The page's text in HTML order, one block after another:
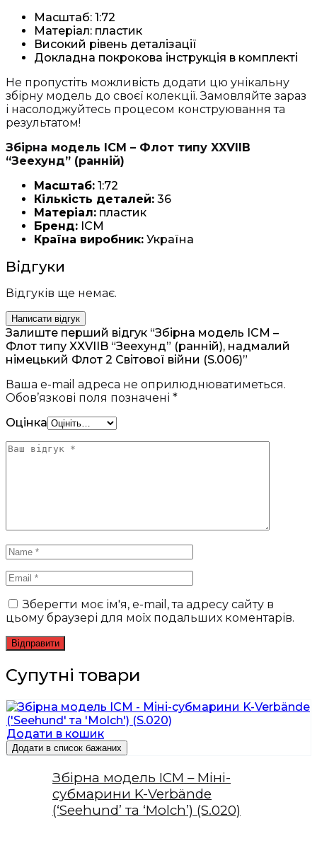
Масштаб: 1:72
Матеріал: пластик
Високий рівень деталізації
Докладна покрокова інструкція в комплекті
Не пропустіть можливість додати цю унікальну
збірну модель до своєї колекції. Замовляйте зараз
і насолоджуйтесь процесом конструювання та
результатом!
Збірна модель ICM – Флот типу XXVIIB
“Зеехунд” (ранній)
Масштаб: 1:72
Кількість деталей: 36
Матеріал: пластик
Бренд: ICM
Країна виробник: Україна
Відгуки
Відгуків ще немає.
Написати відгук
Залиште перший відгук “Збірна модель ICM –
Флот типу XXVIIB “Зеехунд” (ранній), надмалий
німецький Флот 2 Світової війни (S.006)”
Ваша e-mail адреса не оприлюднюватиметься.
Обов’язкові поля позначені *
Оцінка
Зберегти моє ім'я, e-mail, та адресу сайту в
цьому браузері для моїх подальших коментарів.
Супутні товари
Додати в кошик
Додати в список бажаних
Збірна модель ICM – Міні-
субмарини K-Verbände
(‘Seehund’ та ‘Molch’) (S.020)